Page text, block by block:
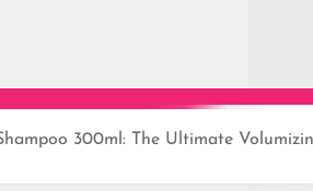
300ml: The Ultimate